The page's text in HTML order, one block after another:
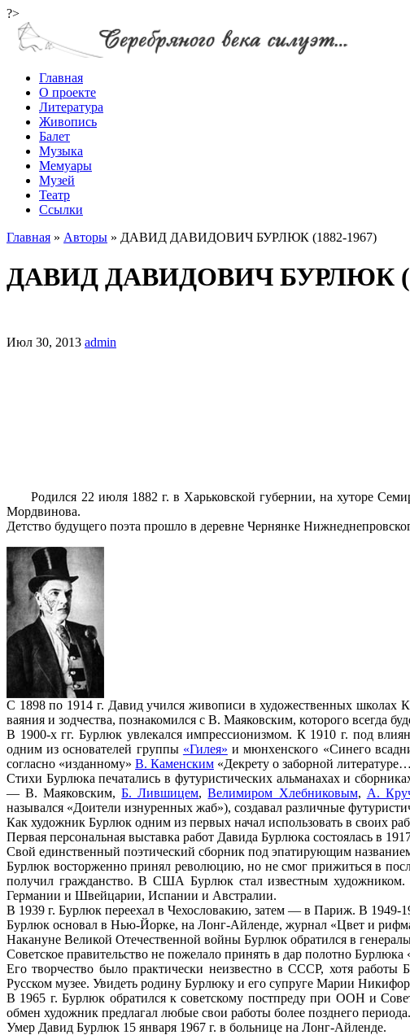
?>
Главная
О проекте
Литература
Живопись
Балет
Музыка
Мемуары
Музей
Театр
Ссылки
Главная » Авторы » ДАВИД ДАВИДОВИЧ БУРЛЮК (1882-1967)
ДАВИД ДАВИДОВИЧ БУРЛЮК
Июл 30, 2013 admin
Родился 22 июля 1882 г. в Харьковской губернии, на хуторе
Мордвинова.
Детство будущего поэта прошло в деревне Чернянке
С 1898 по 1914 г. Давид учился живописи в художественных
ваяния и зодчества, познакомился с В. Маяковским, которого всегда
В 1900-х гг. Бурлюк увлекался импрессионизмом. К 1910 г. под
одним из основателей группы «Гилея» и мюнхенского «Синего
согласно «изданному» В. Каменским «Декрету о заборной
Стихи Бурлюка печатались в футуристических альманахах и
— В. Маяковским,Б. Лившицем,Велимиром Хлебниковым, А.
назывался «Доители изнуренных жаб»), создавал различные
Как художник Бурлюк одним из первых начал использовать в своих
Первая персональная выставка работ Давида Бурлюка состоялась в
Свой единственный поэтический сборник под эпатирующим
Бурлюк восторженно принял революцию, но не смог прижиться в
получил гражданство. В США Бурлюк стал известным художником.
Германии и Швейцарии, Испании и Австралии.
В 1939 г. Бурлюк переехал в Чехословакию, затем — в Париж. В
Бурлюк основал в Нью-Йорке, на Лонг-Айленде, журнал «Цвет и
Накануне Великой Отечественной войны Бурлюк обратился в
Советское правительство не пожелало принять в дар полотно
Его творчество было практически неизвестно в СССР, хотя работы
Русском музее. Увидеть родину Бурлюку и его супруге Марии
В 1965 г. Бурлюк обратился к советскому постпреду при ООН и
обмен художник предлагал любые свои работы более позднего
Умер Давид Бурлюк 15 января 1967 г. в больнице на Лонг-Айленде.